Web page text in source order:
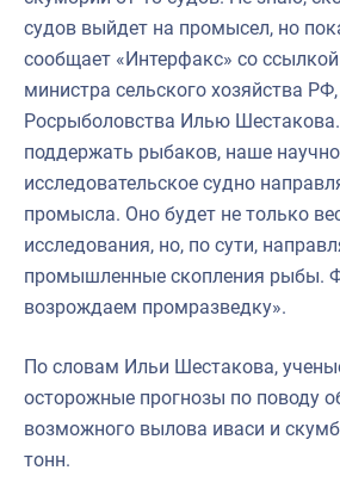
судов выйдет на промысел, но
сообщает «Интерфакс» со
министра сельского хозяйства
Росрыболовства Илью
поддержать рыбаков, наше
исследовательское судно
промысла. Оно будет не только
исследования, но, по сути,
промышленные скопления рыбы.
возрождаем промразведку».
По словам Ильи Шестакова,
осторожные прогнозы по поводу
возможного вылова иваси и
тонн.